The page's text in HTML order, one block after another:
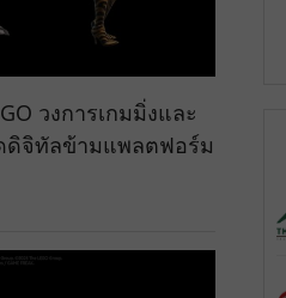
วงการเกมมิ่งและ
จิทัลข้ามแพลตฟอร์ม